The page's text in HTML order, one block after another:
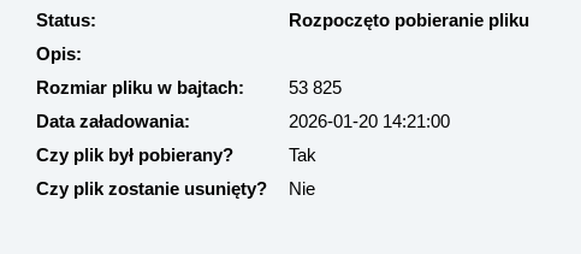
Status:
Rozpoczęto pobieranie pliku
Opis:
Rozmiar pliku w bajtach:
53 825
Data załadowania:
2026-01-20 14:21:00
Czy plik był pobierany?
Tak
Czy plik zostanie usunięty?
Nie